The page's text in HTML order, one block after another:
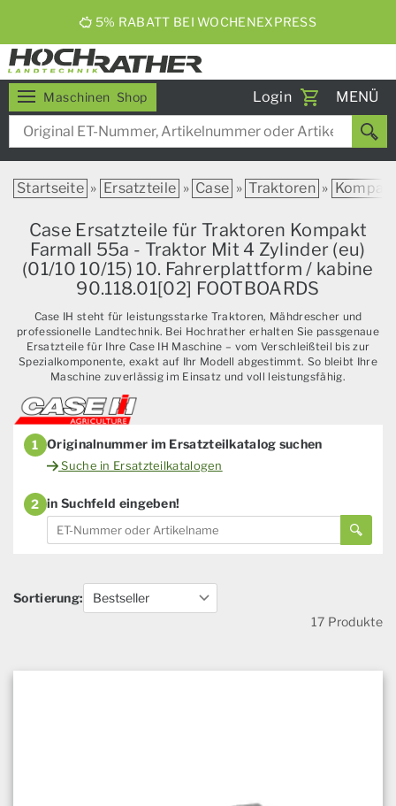
5% RABATT BEI WOCHENEXPRESS
Maschinen Shop Login
Toggle
MENÜ
Startseite » Ersatzteile » Case » Traktoren »
Case Ersatzteile für Traktoren Kompakt
Farmall 55a - Traktor Mit 4 Zylinder (eu)
(01/10 10/15) 10. Fahrerplattform / kabine
90.118.01[02] FOOTBOARDS
Case IH steht für leistungsstarke Traktoren, Mähdrescher und
professionelle Landtechnik. Bei Hochrather erhalten Sie passgenaue
Ersatzteile für Ihre Case IH Maschine – vom Verschleißteil bis zur
Spezialkomponente, exakt auf Ihr Modell abgestimmt. So bleibt Ihre
Maschine zuverlässig im Einsatz und voll leistungsfähig.
1 Originalnummer im Ersatzteilkatalog suchen
Suche in Ersatzteilkatalogen
2 in Suchfeld eingeben!
Sortierung:
17 Produkte